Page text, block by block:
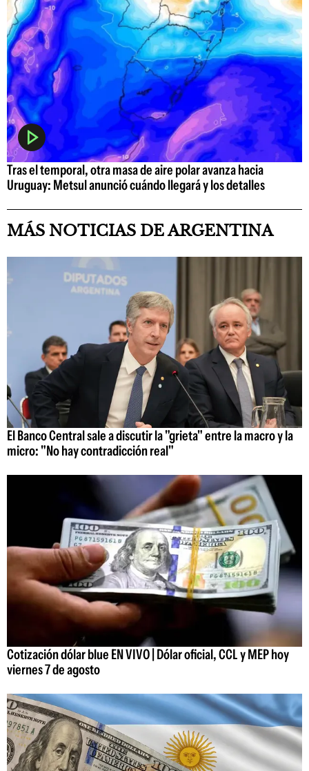
Tras el temporal, otra masa de aire polar avanza hacia
Uruguay: Metsul anunció cuándo llegará y los detalles
MÁS NOTICIAS DE ARGENTINA
El Banco Central sale a discutir la "grieta" entre la macro y la
micro: "No hay contradicción real"
Cotización dólar blue EN VIVO | Dólar oficial, CCL y MEP hoy
viernes 7 de agosto